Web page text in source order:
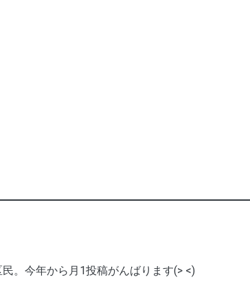
。今年から月1投稿がんばります(> <)